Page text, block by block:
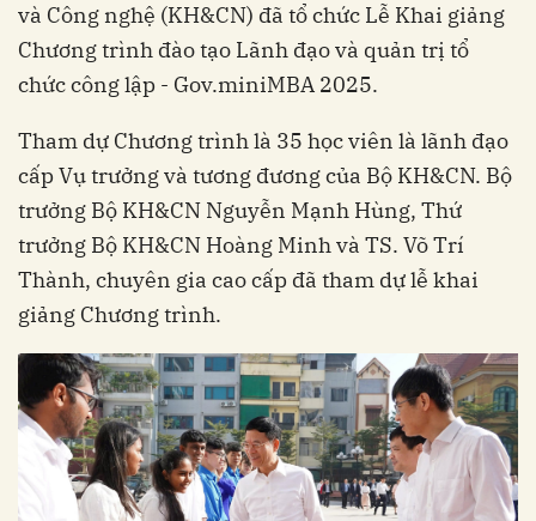
và Công nghệ (KH&CN) đã tổ chức Lễ Khai giảng
Chương trình đào tạo Lãnh đạo và quản trị tổ
chức công lập - Gov.miniMBA 2025.
Tham dự Chương trình là 35 học viên là lãnh đạo
cấp Vụ trưởng và tương đương của Bộ KH&CN. Bộ
trưởng Bộ KH&CN Nguyễn Mạnh Hùng, Thứ
trưởng Bộ KH&CN Hoàng Minh và TS. Võ Trí
Thành, chuyên gia cao cấp đã tham dự lễ khai
giảng Chương trình.